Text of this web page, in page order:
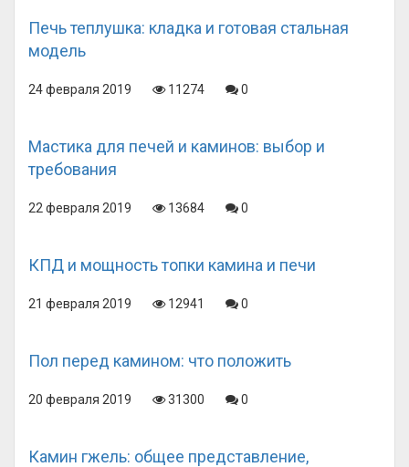
Печь теплушка: кладка и готовая стальная
модель
24 февраля 2019 11274 0
Мастика для печей и каминов: выбор и
требования
22 февраля 2019 13684 0
КПД и мощность топки камина и печи
21 февраля 2019 12941 0
Пол перед камином: что положить
20 февраля 2019 31300 0
Камин гжель: общее представление,